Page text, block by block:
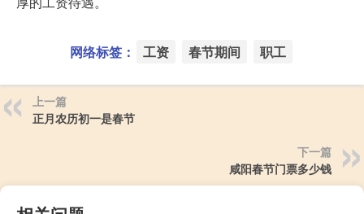
网络标签： 工资 春节期间 职工
上一篇
正月农历初一是春节
下一篇
咸阳春节门票多少钱